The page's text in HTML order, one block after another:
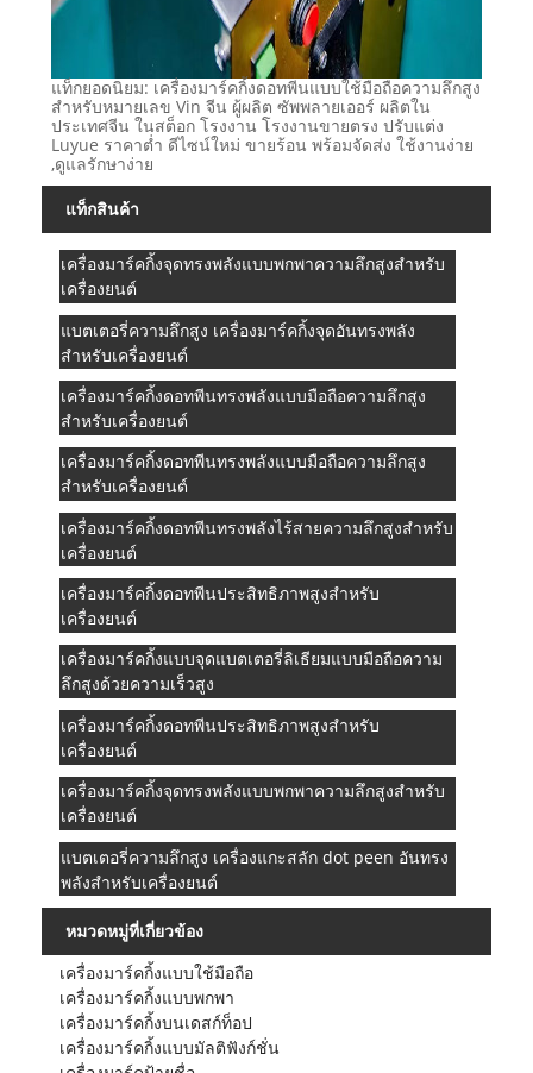
แท็กยอดนิยม: เครื่องมาร์คกิ้งดอทพีนแบบใช้มือถือความลึกสูง
สำหรับหมายเลข Vin จีน ผู้ผลิต ซัพพลายเออร์ ผลิตใน
ประเทศจีน ในสต็อก โรงงาน โรงงานขายตรง ปรับแต่ง
Luyue ราคาต่ำ ดีไซน์ใหม่ ขายร้อน พร้อมจัดส่ง ใช้งานง่าย
,ดูแลรักษาง่าย
แท็กสินค้า
เครื่องมาร์คกิ้งจุดทรงพลังแบบพกพาความลึกสูงสำหรับ
เครื่องยนต์
แบตเตอรี่ความลึกสูง เครื่องมาร์คกิ้งจุดอันทรงพลัง
สำหรับเครื่องยนต์
เครื่องมาร์คกิ้งดอทพีนทรงพลังแบบมือถือความลึกสูง
สำหรับเครื่องยนต์
เครื่องมาร์คกิ้งดอทพีนทรงพลังแบบมือถือความลึกสูง
สำหรับเครื่องยนต์
เครื่องมาร์คกิ้งดอทพีนทรงพลังไร้สายความลึกสูงสำหรับ
เครื่องยนต์
เครื่องมาร์คกิ้งดอทพีนประสิทธิภาพสูงสำหรับ
เครื่องยนต์
เครื่องมาร์คกิ้งแบบจุดแบตเตอรี่ลิเธียมแบบมือถือความ
ลึกสูงด้วยความเร็วสูง
เครื่องมาร์คกิ้งดอทพีนประสิทธิภาพสูงสำหรับ
เครื่องยนต์
เครื่องมาร์คกิ้งจุดทรงพลังแบบพกพาความลึกสูงสำหรับ
เครื่องยนต์
แบตเตอรี่ความลึกสูง เครื่องแกะสลัก dot peen อันทรง
พลังสำหรับเครื่องยนต์
หมวดหมู่ที่เกี่ยวข้อง
เครื่องมาร์คกิ้งแบบใช้มือถือ
เครื่องมาร์คกิ้งแบบพกพา
เครื่องมาร์คกิ้งบนเดสก์ท็อป
เครื่องมาร์คกิ้งแบบมัลติฟังก์ชั่น